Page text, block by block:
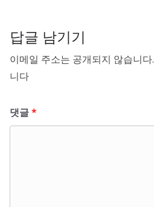
답글 남기기
이메일 주소는 공개되지 않습니다.
니다
댓글*